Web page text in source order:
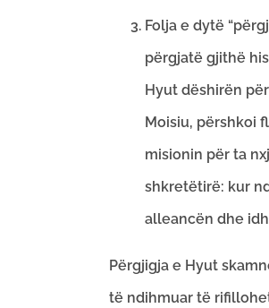
Folja e dytë
përgjatë gjithë
Hyut dëshirën
Moisiu, përshkoi
misionin për ta
shkretëtirë: kur
alleancën dhe
Përgjigja e Hyut
të ndihmuar të